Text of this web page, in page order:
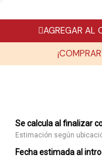
AGREGAR AL
Se calcula al finalizar
Estimación según
Fecha estimada al